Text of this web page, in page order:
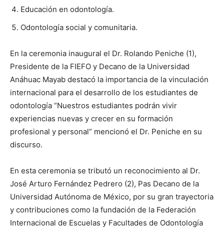
Educación en odontología.
Odontología social y comunitaria.
En la ceremonia inaugural el Dr. Rolando Peniche (1),
Presidente de la FIEFO y Decano de la Universidad
Anáhuac Mayab destacó la importancia de la vinculación
internacional para el desarrollo de los estudiantes de
odontología “Nuestros estudiantes podrán vivir
experiencias nuevas y crecer en su formación
profesional y personal” mencionó el Dr. Peniche en su
discurso.
En esta ceremonia se tributó un reconocimiento al Dr.
José Arturo Fernández Pedrero (2), Pas Decano de la
Universidad Autónoma de México, por su gran trayectoria
y contribuciones como la fundación de la Federación
Internacional de Escuelas y Facultades de Odontología